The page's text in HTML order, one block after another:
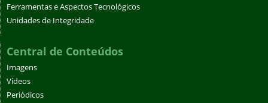
Ferramentas e Aspectos Tecnológicos
Unidades de Integridade
Central de Conteúdos
Imagens
Vídeos
Periódicos